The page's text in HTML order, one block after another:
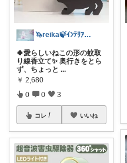
🦄reika🍃ｲﾝﾃﾘｱ🕊感謝💐
🍀愛らしいねこの形の蚊取
り線香立て✨ 奥行きをとら
ず、ちょっと ...
￥ 2,680
0 0 3
コレ いいね